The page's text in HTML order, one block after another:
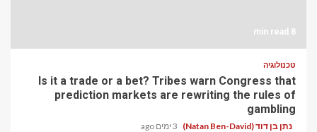
8 min read
טכנולוגיה
Is it a trade or a bet? Tribes warn Congress that
prediction markets are rewriting the rules of
gambling
נתן בן דוד (Natan Ben-David) 3 ימים ago